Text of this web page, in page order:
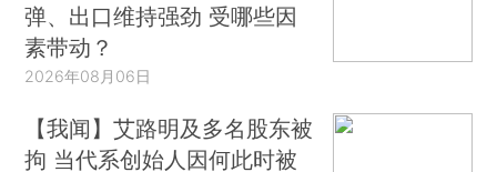
弹、出口维持强劲 受哪些因
素带动？
2026年08月06日
【我闻】艾路明及多名股东被
拘 当代系创始人因何此时被